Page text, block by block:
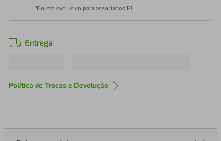
*Boleto exclusivo para associados PJ
Entrega
Política de Trocas e Devolução